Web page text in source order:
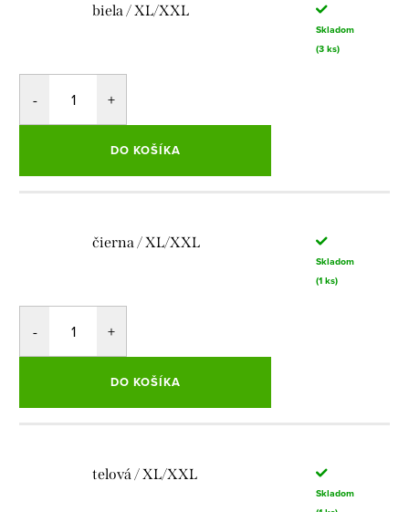
biela / XL/XXL
Skladom
(3 ks)
DO KOŠÍKA
čierna / XL/XXL
Skladom
(1 ks)
DO KOŠÍKA
telová / XL/XXL
Skladom